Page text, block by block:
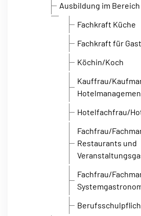
Ausbildung im
Fachkraft Küche
Fachkraft für
Köchin/Koch
Kauffrau/
Hotelfachfrau/
Fachfrau/
Restaurants und
Fachfrau/